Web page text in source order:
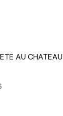
AU CHATEAU